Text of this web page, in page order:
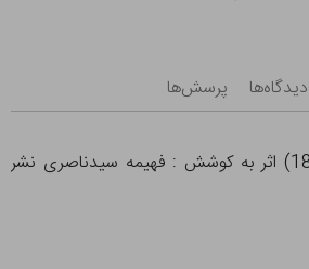
دیدگاه‌ها پرسش‌ها
کتاب حواستو جمع کن(18) اثر به کوشش : فهیمه سیدناصری نشر